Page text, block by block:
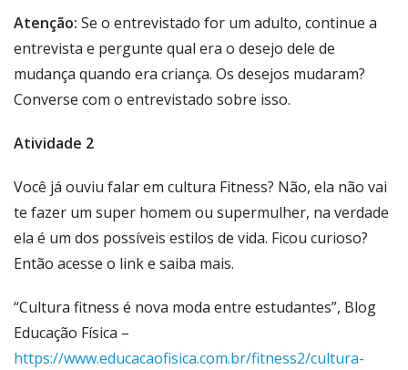
Atenção: Se o entrevistado for um adulto, continue a
entrevista e pergunte qual era o desejo dele de
mudança quando era criança. Os desejos mudaram?
Converse com o entrevistado sobre isso.
Atividade 2
Você já ouviu falar em cultura Fitness? Não, ela não vai
te fazer um super homem ou supermulher, na verdade
ela é um dos possíveis estilos de vida. Ficou curioso?
Então acesse o link e saiba mais.
“Cultura fitness é nova moda entre estudantes”, Blog
Educação Física –
https://www.educacaofisica.com.br/fitness2/cultura-